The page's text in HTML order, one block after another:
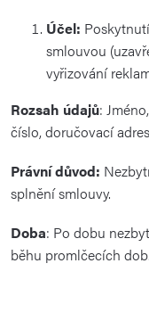
Účel:
smlouvou
vyřizování
Rozsah údajů:
číslo, doručovací
Právní důvod:
splnění smlouvy.
Doba: Po dobu
běhu promlčecích dob.